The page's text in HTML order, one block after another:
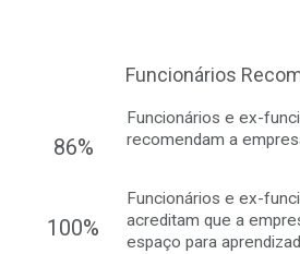
Funcionários
86%
Funcionários e ex-
recomendam a
100%
Funcionários e ex-
acreditam que a
espaço para